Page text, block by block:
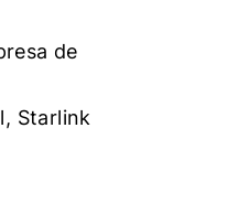
de
Starlink